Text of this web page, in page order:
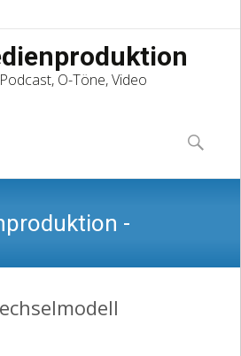
O-Töne, Video
to
content
Suchen
nach:
-
Podcast, O-Töne,